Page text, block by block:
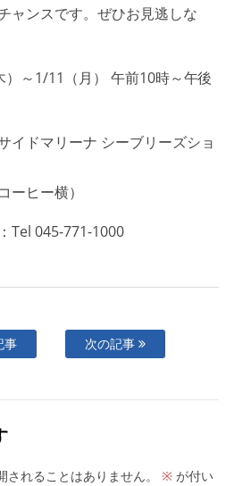
ャンスです。ぜひお見逃しな
～1/11（月） 午前10時～午後
イドマリーナ シーブリーズショ
ーヒー横）
Tel 045-771-1000
事 次の記事
れることはありません。 ※が付い